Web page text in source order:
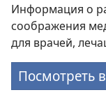
Информация о
соображения
для врачей,
Посмотреть